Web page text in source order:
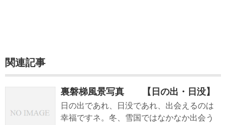
関連記事
裏磐梯風景写真 【日の出・日没】
日の出であれ、日没であれ、出会えるのは
幸福ですネ。冬、雪国ではなかなか出会う